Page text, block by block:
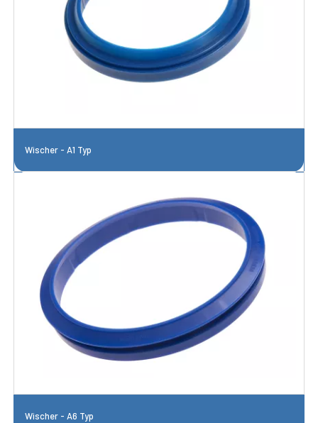
Wischer - A1 Typ
Wischer - A6 Typ